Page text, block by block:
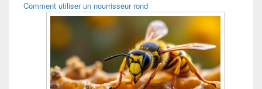
Comment utiliser un nourrisseur rond